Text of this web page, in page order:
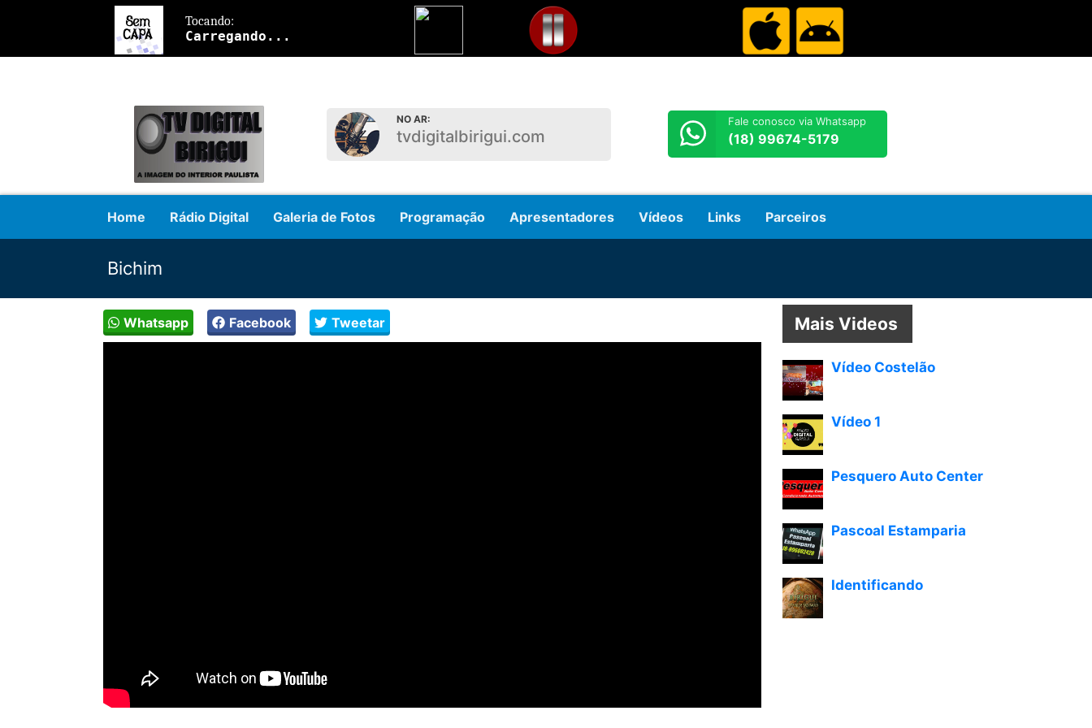
NO AR:
tvdigitalbirigui.com
Fale conosco via Whatsapp
(18) 99674-5179
Home Rádio Digital Galeria de Fotos Programação Apresentadores Vídeos Links Parceiros
Bichim
Whatsapp Facebook Tweetar Mais Videos
Vídeo Costelão
Vídeo 1
Pesquero Auto Center
Pascoal Estamparia
Identificando